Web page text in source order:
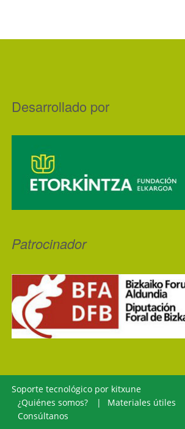
Desarrollado por
Patrocinador
Soporte tecnológico por kitxune
¿Quiénes somos?
Materiales útiles
Consúltanos